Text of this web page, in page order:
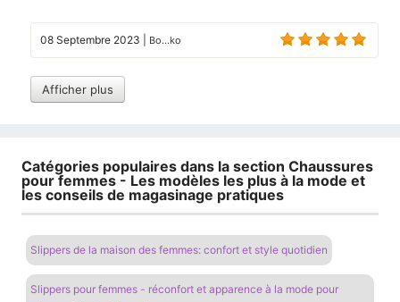
08 Septembre 2023 Bo...ko
Afficher plus
Catégories populaires dans la section Chaussures
pour femmes - Les modèles les plus à la mode et
les conseils de magasinage pratiques
Slippers de la maison des femmes: confort et style quotidien
Slippers pour femmes - réconfort et apparence à la mode pour